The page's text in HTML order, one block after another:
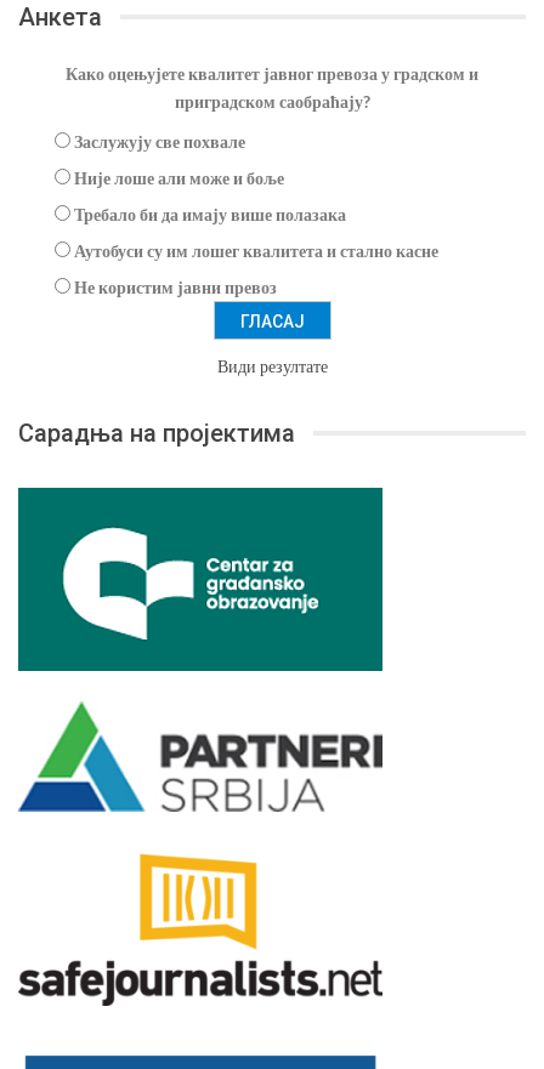
Анкета
Како оцењујете квалитет јавног превоза у градском и
приградском саобраћају?
Заслужују све похвале
Није лоше али може и боље
Требало би да имају више полазака
Аутобуси су им лошег квалитета и стално касне
Не користим јавни превоз
Види резултате
Сарадња на пројектима